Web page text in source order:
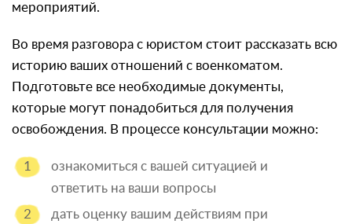
мероприятий.
Во время разговора с юристом стоит рассказать всю
историю ваших отношений с военкоматом.
Подготовьте все необходимые документы,
которые могут понадобиться для получения
освобождения. В процессе консультации можно:
ознакомиться с вашей ситуацией и
ответить на ваши вопросы
дать оценку вашим действиям при